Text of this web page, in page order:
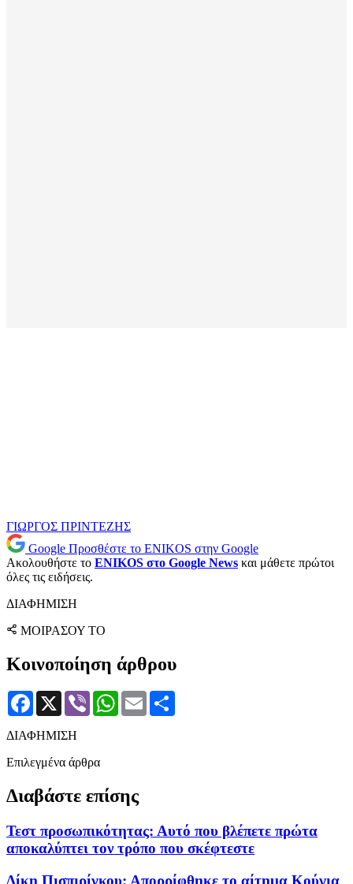
ΓΙΩΡΓΟΣ ΠΡΙΝΤΕΖΗΣ
Google Προσθέστε το ENIKOS στην Google
Ακολουθήστε το ENIKOS στο Google News και μάθετε πρώτοι
όλες τις ειδήσεις.
ΔΙΑΦΗΜΙΣΗ
ΜΟΙΡΑΣΟΥ ΤΟ
Κοινοποίηση άρθρου
Facebook
X Viber WhatsApp
Email
ΔΙΑΦΗΜΙΣΗ
Επιλεγμένα άρθρα
Διαβάστε επίσης
Τεστ προσωπικότητας: Αυτό που βλέπετε πρώτα
αποκαλύπτει τον τρόπο που σκέφτεστε
Δίκη Πισπιρίγκου: Απορρίφθηκε το αίτημα Κούγια